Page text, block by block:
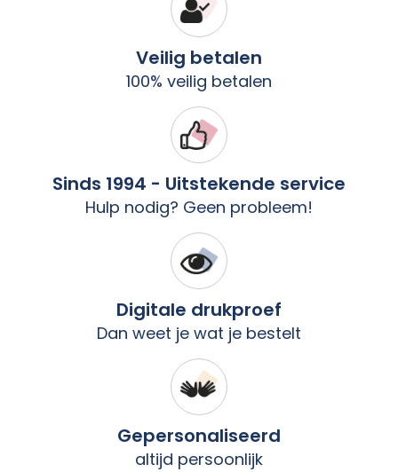
Veilig betalen
100% veilig betalen
Sinds 1994 - Uitstekende service
Hulp nodig? Geen probleem!
Digitale drukproef
Dan weet je wat je bestelt
Gepersonaliseerd
altijd persoonlijk